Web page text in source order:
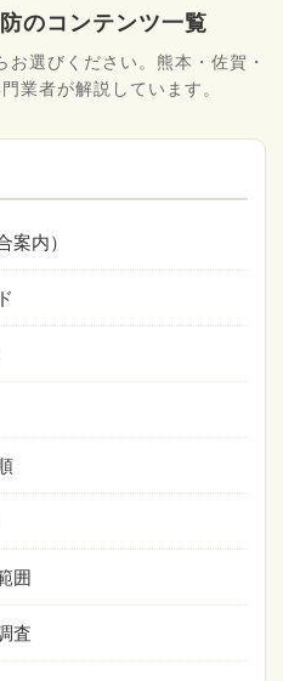
のコンテンツ一覧
選びください。熊本・佐賀・
業者が解説しています。
案内）
囲
査